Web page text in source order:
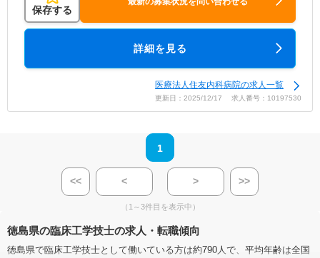
保存する
詳細を見る
医療法人住友内科病院の求人一覧
更新日：2025/12/17 求人番号：10197530
1
<< < > >>
（1～3件目を表示中）
徳島県の臨床工学技士の求人・転職傾向
徳島県で臨床工学技士として働いている方は約790人で、平均年齢は全国